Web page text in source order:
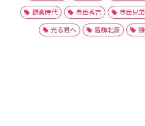
鎌倉時代
豊臣秀吉 豊臣兄弟
光る君へ
葛飾北斎